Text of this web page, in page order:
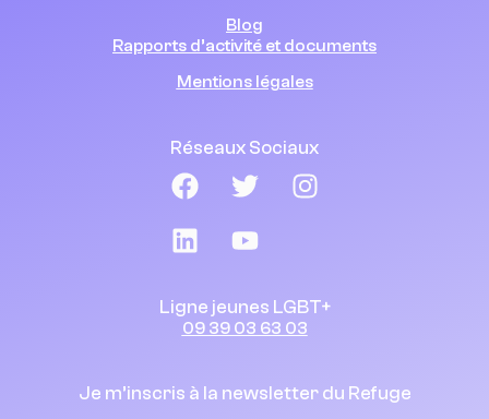
Blog
Rapports d’activité et documents
Mentions légales
Réseaux Sociaux
Je m’inscris à la newsletter du Refuge
Ligne jeunes LGBT+
09 39 03 63 03